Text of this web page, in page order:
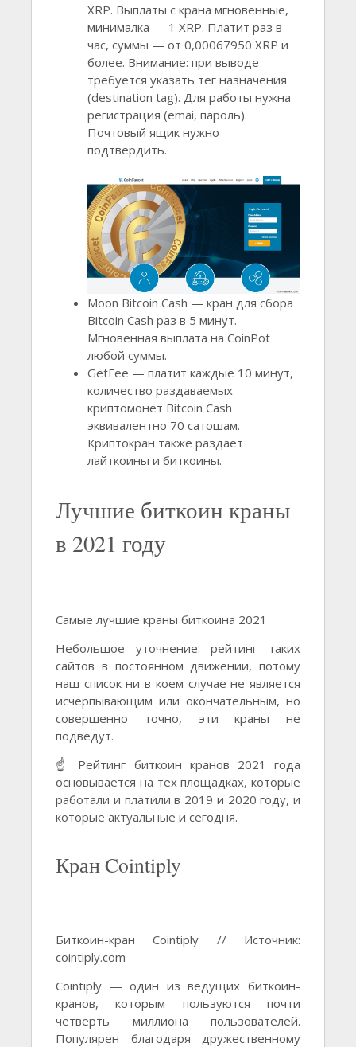
XRP. Выплаты с крана мгновенные,
минималка — 1 XRP. Платит раз в
час, суммы — от 0,00067950 XRP и
более. Внимание: при выводе
требуется указать тег назначения
(destination tag). Для работы нужна
регистрация (emai, пароль).
Почтовый ящик нужно
подтвердить.
Moon Bitcoin Cash — кран для сбора
Bitcoin Cash раз в 5 минут.
Мгновенная выплата на CoinPot
любой суммы.
GetFee — платит каждые 10 минут,
количество раздаваемых
криптомонет Bitcoin Cash
эквивалентно 70 сатошам.
Криптокран также раздает
лайткоины и биткоины.
Лучшие биткоин краны
в 2021 году
Самые лучшие краны биткоина 2021
Небольшое уточнение: рейтинг таких
сайтов в постоянном движении, потому
наш список ни в коем случае не является
исчерпывающим или окончательным, но
совершенно точно, эти краны не
подведут.
☝️ Рейтинг биткоин кранов 2021 года
основывается на тех площадках, которые
работали и платили в 2019 и 2020 году, и
которые актуальные и сегодня.
Кран Cointiply
Биткоин-кран Сointiply // Источник:
cointiply.com
Cointiply — один из ведущих биткоин-
кранов, которым пользуются почти
четверть миллиона пользователей.
Популярен благодаря дружественному